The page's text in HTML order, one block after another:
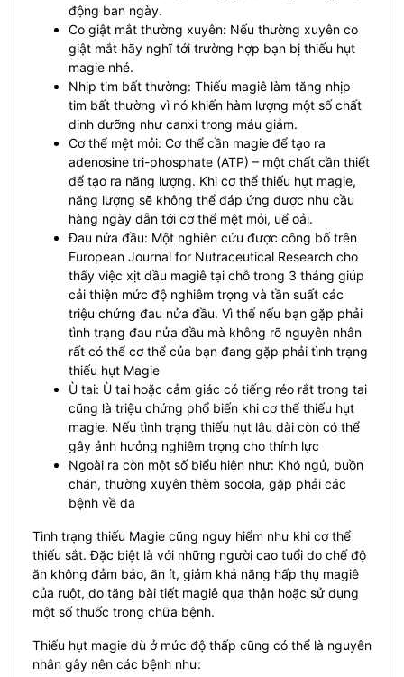
động ban ngày.
Co giật mắt thường xuyên: Nếu thường xuyên co
giật mắt hãy nghĩ tới trường hợp bạn bị thiếu hụt
magie nhé.
Nhịp tim bất thường: Thiếu magiê làm tăng nhịp
tim bất thường vì nó khiến hàm lượng một số chất
dinh dưỡng như canxi trong máu giảm.
Cơ thể mệt mỏi: Cơ thể cần magie để tạo ra
adenosine tri-phosphate (ATP) – một chất cần thiết
để tạo ra năng lượng. Khi cơ thể thiếu hụt magie,
năng lượng sẽ không thể đáp ứng được nhu cầu
hàng ngày dẫn tới cơ thể mệt mỏi, uể oải.
Đau nửa đầu: Một nghiên cứu được công bố trên
European Journal for Nutraceutical Research cho
thấy việc xịt dầu magiê tại chỗ trong 3 tháng giúp
cải thiện mức độ nghiêm trọng và tần suất các
triệu chứng đau nửa đầu. Vì thế nếu bạn gặp phải
tình trạng đau nửa đầu mà không rõ nguyên nhân
rất có thể cơ thể của bạn đang gặp phải tình trạng
thiếu hụt Magie
Ù tai: Ù tai hoặc cảm giác có tiếng réo rắt trong tai
cũng là triệu chứng phổ biến khi cơ thể thiếu hụt
magie. Nếu tình trạng thiếu hụt lâu dài còn có thể
gây ảnh hưởng nghiêm trọng cho thính lực
Ngoài ra còn một số biểu hiện như: Khó ngủ, buồn
chán, thường xuyên thèm socola, gặp phải các
bệnh về da
Tình trạng thiếu Magie cũng nguy hiểm như khi cơ thể
thiếu sắt. Đặc biệt là với những người cao tuổi do chế độ
ăn không đảm bảo, ăn ít, giảm khả năng hấp thụ magiê
của ruột, do tăng bài tiết magiê qua thận hoặc sử dụng
một số thuốc trong chữa bệnh.
Thiếu hụt magie dù ở mức độ thấp cũng có thể là nguyên
nhân gây nên các bệnh như: